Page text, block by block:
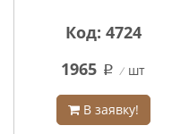
Код: 4724
1965 q шт
В заявку!